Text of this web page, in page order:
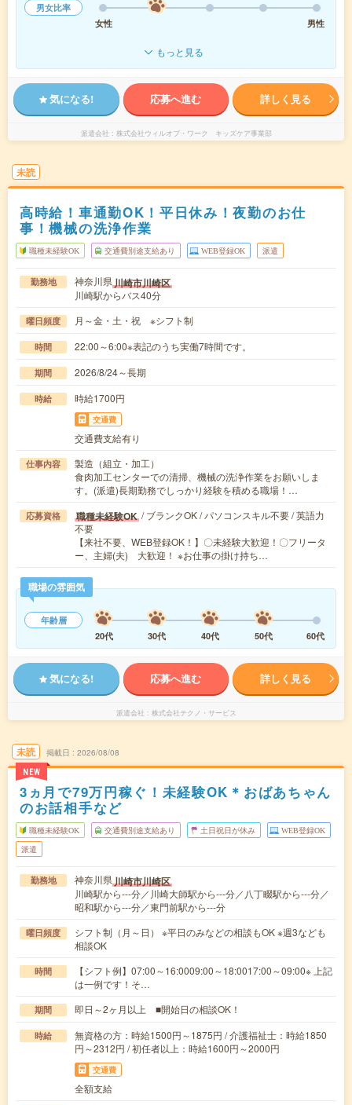
男女比率
女性
男性
もっと見る
気になる! 応募へ進む 詳しく見る
派遣会社 株式会社ウィルオブ・ワーク キッズケア事業部
未読
高時給！車通勤OK！平日休み！夜勤のお仕
事！機械の洗浄作業
職種未経験OK 交通費別途支給あり WEB登録OK 派遣
勤務地 神奈川県川崎市川崎区
川崎駅からバス40分
曜日頻度 月～金・土・祝 ※シフト制
時間 22:00～6:00※表記のうち実働7時間です。
期間 2026/8/24～長期
時給 時給1700円
交通費
交通費支給有り
仕事内容
製造（組立・加工）
食肉加工センターでの清掃、機械の洗浄作業をお願いしま
す。(派遣)長期勤務でしっかり経験を積める職場！…
応募資格 職種未経験OK / ブランクOK / パソコンスキル不要 / 英語力
不要
【来社不要、WEB登録OK！】〇未経験大歓迎！〇フリータ
ー、主婦(夫) 大歓迎！ ※お仕事の掛け持ち…
職場の雰囲気
年齢層
20代
30代 40代 50代 60代
気になる! 応募へ進む 詳しく見る
派遣会社 株式会社テクノ・サービス
未読
NEW
掲載日 2026/08/08
3ヵ月で79万円稼ぐ！未経験OK＊おばあちゃん
のお話相手など
職種未経験OK 交通費別途支給あり 土日祝日が休み WEB登録OK
派遣
勤務地 神奈川県川崎市川崎区
川崎駅から---分／川崎大師駅から---分／八丁畷駅から---分／
昭和駅から---分／東門前駅から---分
曜日頻度
シフト制（月～日） ※平日のみなどの相談もOK ※週3なども
相談OK
時間
【シフト例】07:00～16:0009:00～18:0017:00～09:00※ 上記
は一例です！そ…
期間 即日～2ヶ月以上 ■開始日の相談OK！
時給
無資格の方：時給1500円～1875円 / 介護福祉士：時給1850
円～2312円 / 初任者以上：時給1600円～2000円
交通費
全額支給